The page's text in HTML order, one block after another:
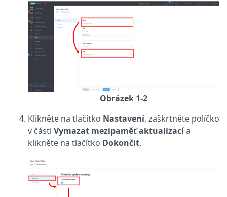
Obrázek 1-2
Klikněte na tlačítko Nastavení, zaškrtněte políčko
v části Vymazat mezipaměť aktualizacía
klikněte na tlačítko Dokončit.